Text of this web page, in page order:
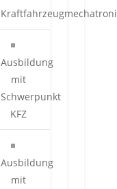
Ausbildung
mit
Schwerpunkt
KFZ
Ausbildung
mit